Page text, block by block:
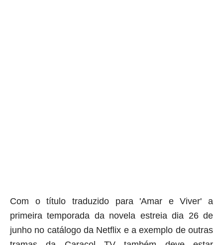
Com o título traduzido para 'Amar e Viver' a
primeira temporada da novela estreia dia 26 de
junho no catálogo da Netflix e a exemplo de outras